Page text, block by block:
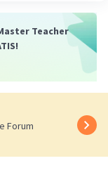
Teacher
Forum